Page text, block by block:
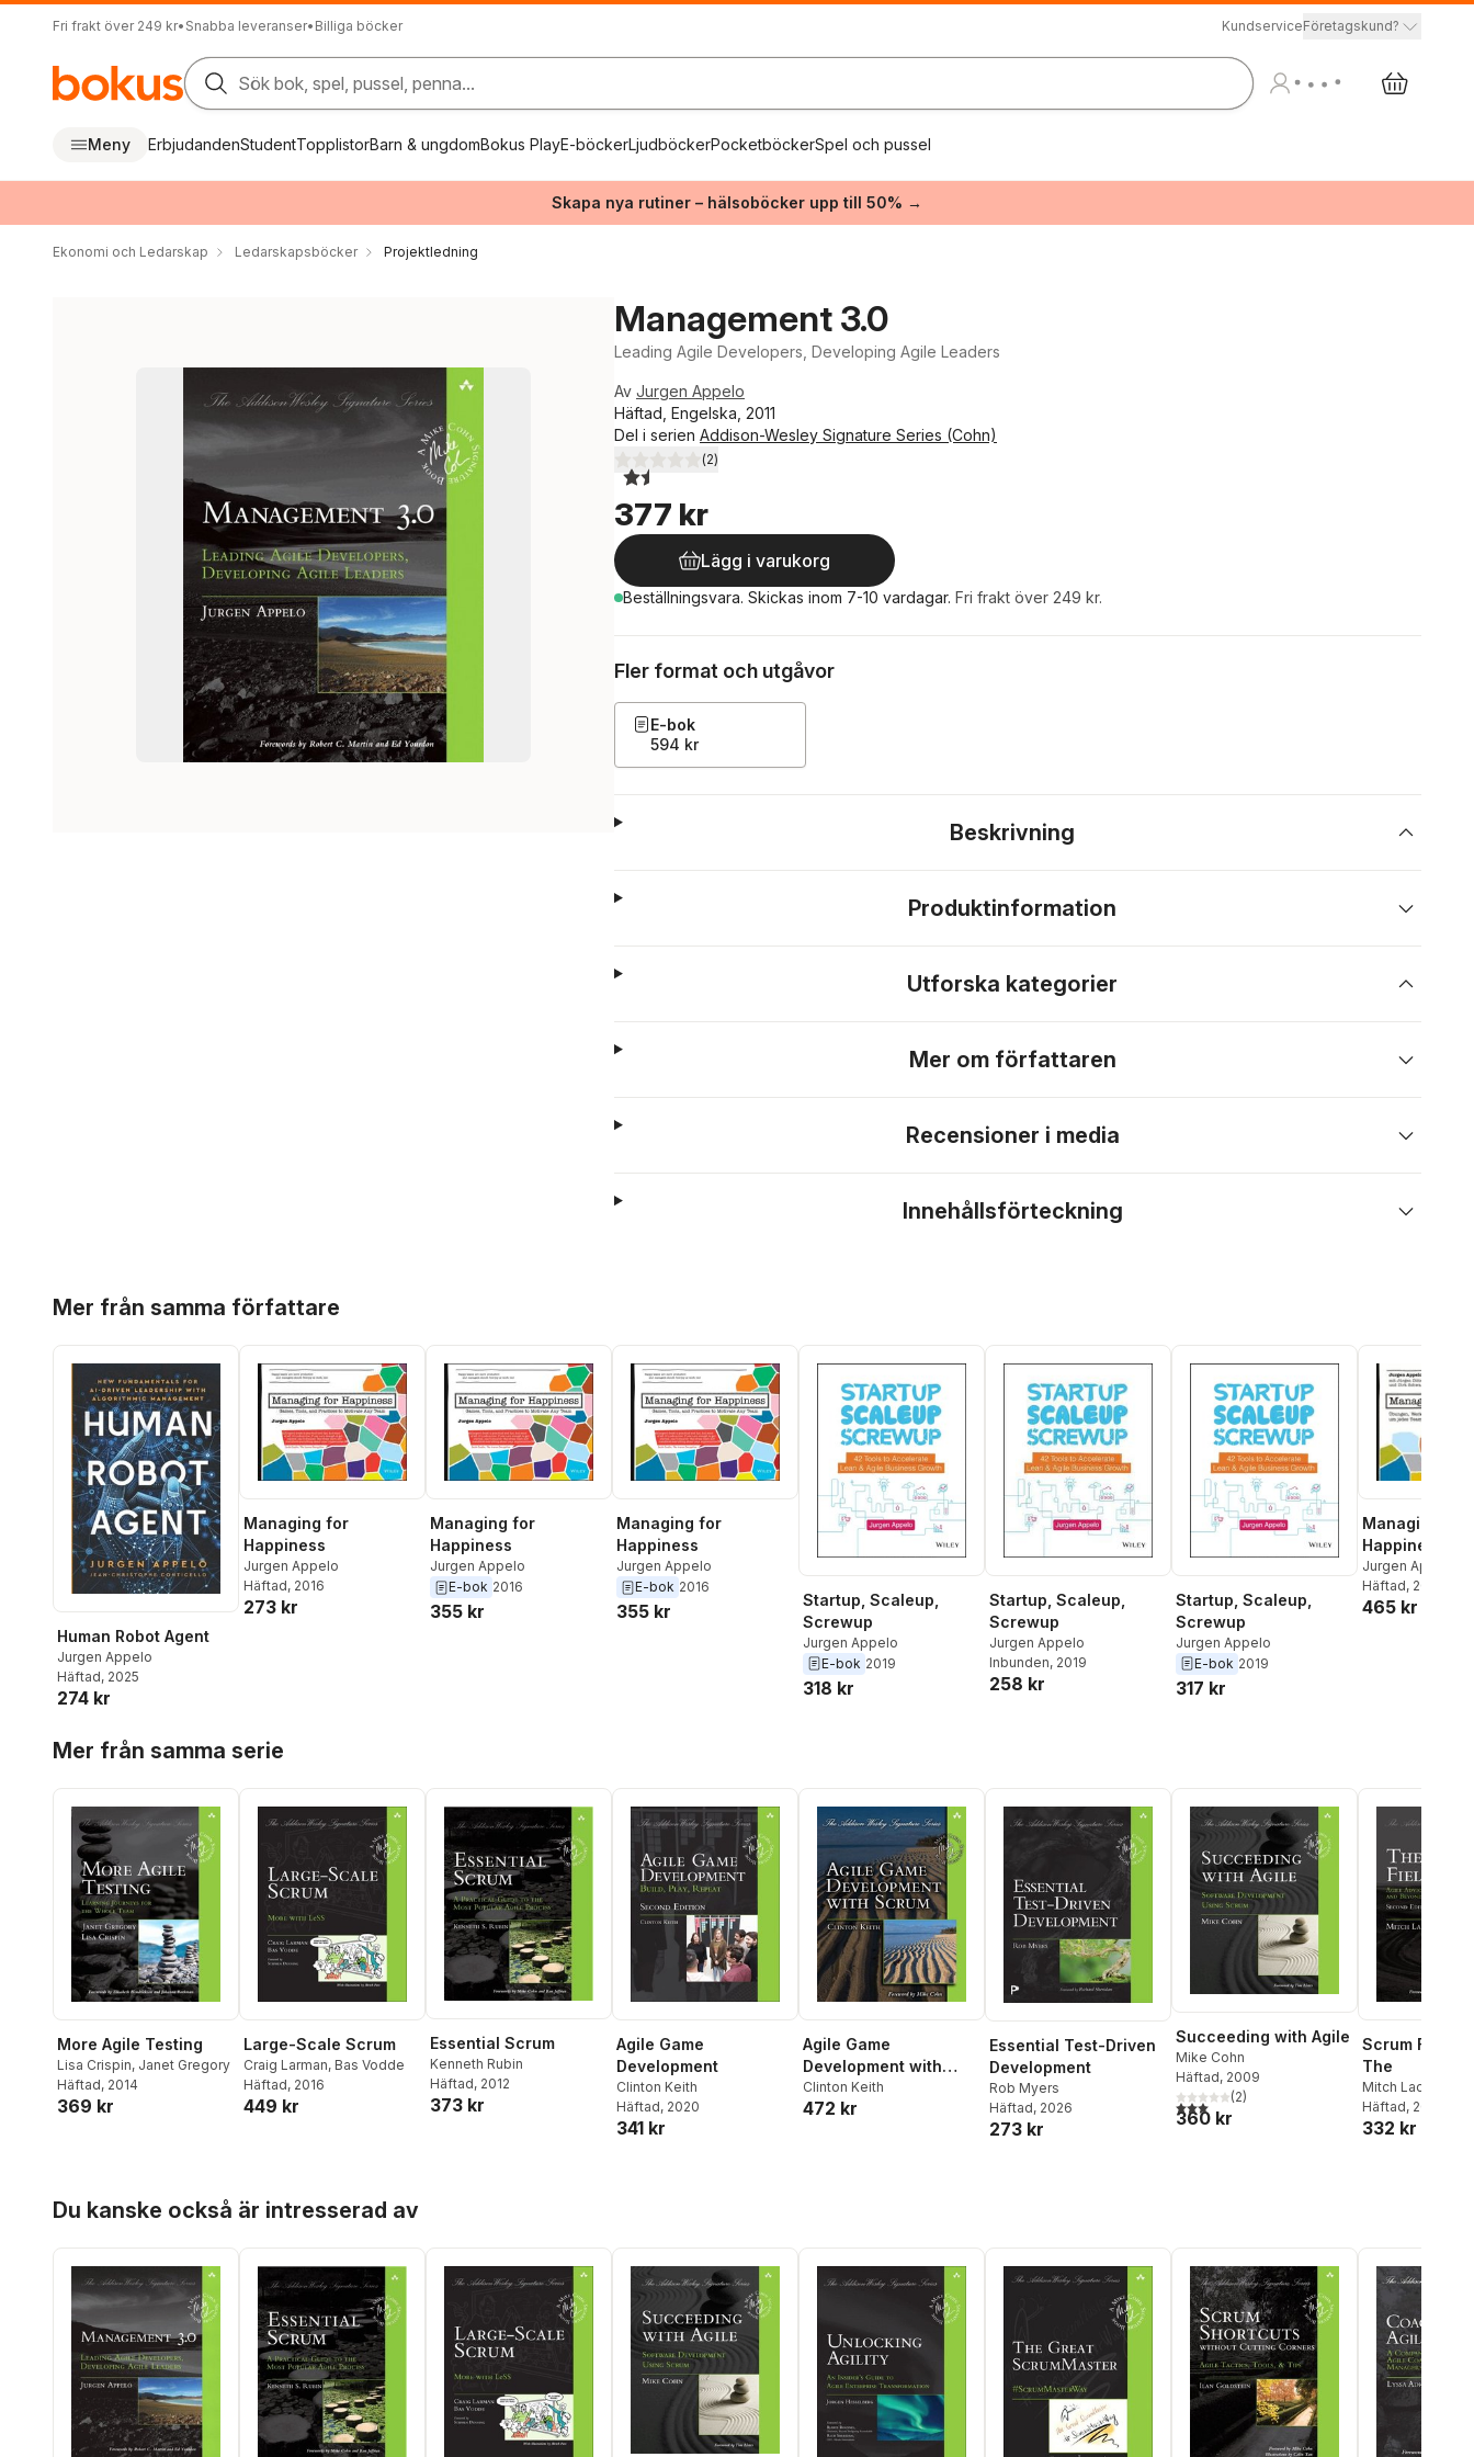
Fri frakt över 249 kr• Snabba leveranser• Billiga böcker KundserviceFöretagskund?
Sök bok, spel, pussel, penna...
Meny ErbjudandenStudentTopplistorBarn & ungdomBokus PlayE-böckerLjudböckerPocketböckerSpel och pussel
Skapa nya rutiner – hälsoböcker upp till 50% →
Ekonomi och Ledarskap Ledarskapsböcker Projektledning
Management 3.0
Leading Agile Developers, Developing Agile Leaders
Av Jurgen Appelo
Häftad, Engelska, 2011
Del i serien Addison-Wesley Signature Series (Cohn)
1,5utav 5 stjärnor. Totalt antal röster:
(2)
377 kr
Lägg i varukorg
Beställningsvara. Skickas inom 7-10 vardagar. Fri frakt över 249 kr.
Fler format och utgåvor
E-bok
594 kr
Beskrivning
Produktinformation
Utforska kategorier
Mer om författaren
Recensioner i media
Innehållsförteckning
Mer från samma författare
Human Robot Agent
Jurgen Appelo
Häftad, 2025
274 kr
Managing for
Happiness
Jurgen Appelo
Häftad, 2016
273 kr
Managing for
Happiness
Jurgen Appelo
E-bok 2016
355 kr
Managing for
Happiness
Jurgen Appelo
E-bok 2016
355 kr
Startup, Scaleup,
Screwup
Jurgen Appelo
E-bok 2019
318 kr
Startup, Scaleup,
Screwup
Jurgen Appelo
Inbunden, 2019
258 kr
Startup, Scaleup,
Screwup
Jurgen Appelo
E-bok 2019
317 kr
Managing for
Happiness
Jurgen Appelo
Häftad, 2018
465 kr
Mer från samma serie
More Agile Testing
Lisa Crispin, Janet Gregory
Häftad, 2014
369 kr
Large-Scale Scrum
Craig Larman, Bas Vodde
Häftad, 2016
449 kr
Essential Scrum
Kenneth Rubin
Häftad, 2012
373 kr
Agile Game
Development
Clinton Keith
Häftad, 2020
341 kr
Agile Game
Development with
Scrum (Adobe Reader)
Clinton Keith
472 kr
Essential Test-Driven
Development
Rob Myers
Häftad, 2026
273 kr
Succeeding with Agile
Mike Cohn
Häftad, 2009
3,0utav 5 stjärnor. Totalt antal röster:
(2)
360 kr
Scrum Field
The
Mitch Lacey
Häftad, 2016
332 kr
Du kanske också är intresserad av